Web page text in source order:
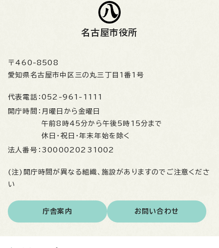
名古屋市役所
〒460-8508
愛知県名古屋市中区三の丸三丁目1番1号
代表電話： 052-961-1111
開庁時間： 月曜日から金曜日
午前8時45分から午後5時15分まで
休日・祝日・年末年始を除く
法人番号： 3000020231002
(注)開庁時間が異なる組織、施設がありますのでご注意くださ
い
庁舎案内 お問い合わせ